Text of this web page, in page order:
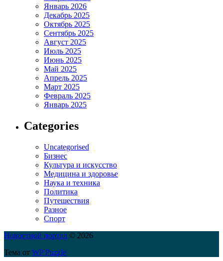
Январь 2026
Декабрь 2025
Октябрь 2025
Сентябрь 2025
Август 2025
Июль 2025
Июнь 2025
Май 2025
Апрель 2025
Март 2025
Февраль 2025
Январь 2025
Categories
Uncategorised
Бизнес
Культура и искусство
Медицина и здоровье
Наука и техника
Политика
Путешествия
Разное
Спорт
Новостной портал © 2026
Тема от WP Puzzle